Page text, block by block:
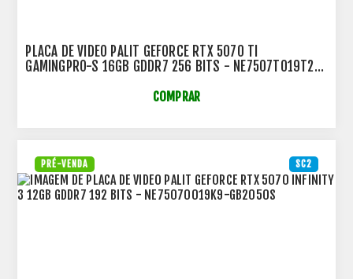
PLACA DE VIDEO PALIT GEFORCE RTX 5070 TI
GAMINGPRO-S 16GB GDDR7 256 BITS - NE7507T019T2-
COMPRAR
SC2
PRÉ-VENDA